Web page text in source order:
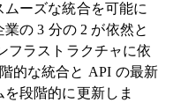
ーズな統合を可能に
の 3 分の 2 が依然と
フラストラクチャに依
的な統合と API の最新
段階的に更新しま